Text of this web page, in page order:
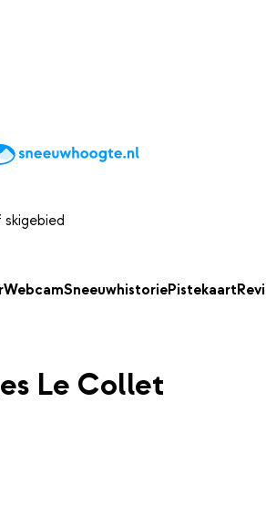
Kaarten
WebcamSneeuwhistoriePistekaart
Le Collet